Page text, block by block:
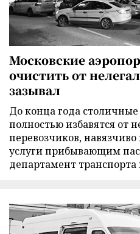
Московские
очистить от
зазывал
До конца года
полностью избавятся от
перевозчиков,
услуги прибывающим
департамент транспорта